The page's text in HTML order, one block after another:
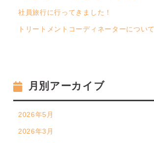
社員旅行に行ってきました！
トリートメントコーディネーターについて
月別アーカイブ
2026年5月
2026年3月